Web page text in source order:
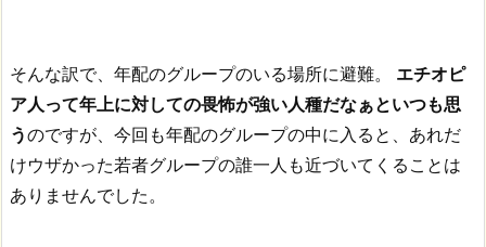
そんな訳で、年配のグループのいる場所に避難。
エチオピ
ア人って年上に対しての畏怖が強い人種だなぁといつも思
うのですが、今回も年配のグループの中に入ると、あれだ
けウザかった若者グループの誰一人も近づいてくることは
ありませんでした。